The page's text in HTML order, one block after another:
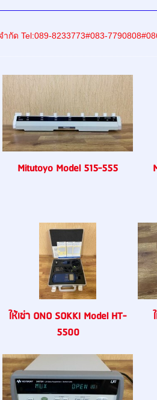
Tel:089-8233773#083-
Mitutoyo Model 515-555
ให้เช่า ONO SOKKI Model HT-
5500